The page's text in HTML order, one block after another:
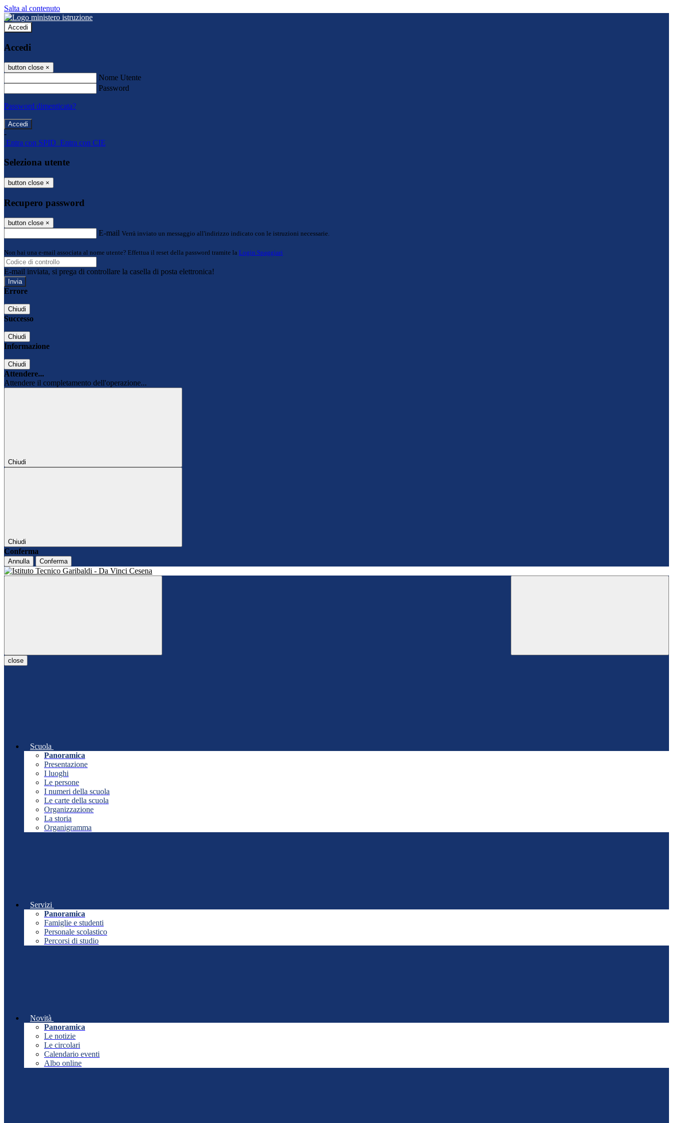
Salta al contenuto
Accedi
Accedi
button close ×
Nome Utente
Password
Password dimenticata?
-
Entra con SPID Entra con CIE
Seleziona utente
button close ×
Recupero password
button close ×
E-mail Verrà inviato un messaggio all'indirizzo indicato con le istruzioni necessarie.
Non hai una e-mail associata al nome utente? Effettua il reset della password tramite la Login Spaggiari
E-mail inviata, si prega di controllare la casella di posta elettronica!
Errore
Chiudi
Successo
Chiudi
Informazione
Chiudi
Attendere...
Attendere il completamento dell'operazione...
Chiudi
Chiudi
Conferma
Annulla Conferma
close
Scuola
Panoramica
Presentazione
I luoghi
Le persone
I numeri della scuola
Le carte della scuola
Organizzazione
La storia
Organigramma
Servizi
Panoramica
Famiglie e studenti
Personale scolastico
Percorsi di studio
Novità
Panoramica
Le notizie
Le circolari
Calendario eventi
Albo online